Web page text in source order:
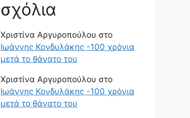
σχόλια
Χριστίνα Αργυροπούλου στο
Ιωάννης Κονδυλάκης -100 χρόνια
μετά το θάνατο του
Χριστίνα Αργυροπούλου στο
Ιωάννης Κονδυλάκης -100 χρόνια
μετά το θάνατο του